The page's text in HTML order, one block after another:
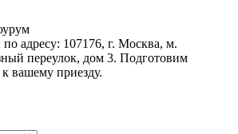
адресу: 107176, г. Москва, м.
переулок, дом 3. Подготовим
вашему приезду.